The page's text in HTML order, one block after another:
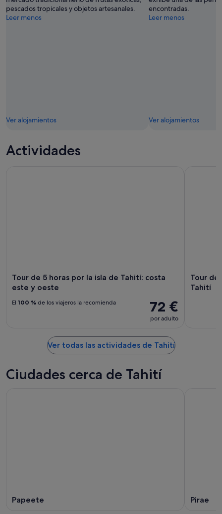
pescados tropicales y objetos artesanales.
Leer menos
Ver alojamientos
encontradas.
Leer menos
Ver alojamientos
Actividades
Tour de 5 horas por la isla de Tahití: costa
este y oeste
72 €
por adulto
El 100 % de los viajeros la recomienda
Tour de
Tahití
Ver todas las actividades de Tahití
Ciudades cerca de Tahití
Papeete Pirae